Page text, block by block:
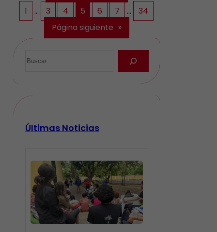
1
… 3 4 5 6 7 …
34
Página siguiente »
Últimas Noticias